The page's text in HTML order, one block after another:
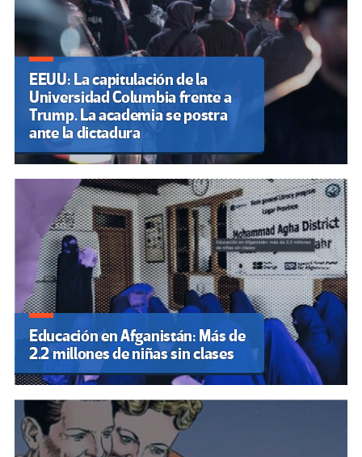
EEUU: La capitulación de la
Universidad Columbia frente a
Trump. La academia se postra
ante la dictadura
Educación en Afganistán: Más de
2.2 millones de niñas sin clases